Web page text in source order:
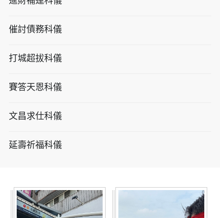
催討債務科儀
打城超拔科儀
賽答天恩科儀
文昌求仕科儀
延壽祈福科儀